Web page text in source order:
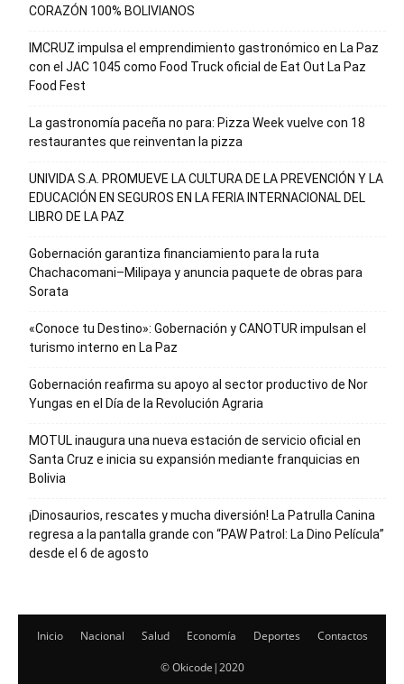
CORAZÓN 100% BOLIVIANOS
IMCRUZ impulsa el emprendimiento gastronómico en La Paz
con el JAC 1045 como Food Truck oficial de Eat Out La Paz
Food Fest
La gastronomía paceña no para: Pizza Week vuelve con 18
restaurantes que reinventan la pizza
UNIVIDA S.A. PROMUEVE LA CULTURA DE LA PREVENCIÓN Y LA
EDUCACIÓN EN SEGUROS EN LA FERIA INTERNACIONAL DEL
LIBRO DE LA PAZ
Gobernación garantiza financiamiento para la ruta
Chachacomani–Milipaya y anuncia paquete de obras para
Sorata
«Conoce tu Destino»: Gobernación y CANOTUR impulsan el
turismo interno en La Paz
Gobernación reafirma su apoyo al sector productivo de Nor
Yungas en el Día de la Revolución Agraria
MOTUL inaugura una nueva estación de servicio oficial en
Santa Cruz e inicia su expansión mediante franquicias en
Bolivia
¡Dinosaurios, rescates y mucha diversión! La Patrulla Canina
regresa a la pantalla grande con “PAW Patrol: La Dino Película”
desde el 6 de agosto
Inicio Nacional Salud Economía Deportes Contactos
© Okicode|2020